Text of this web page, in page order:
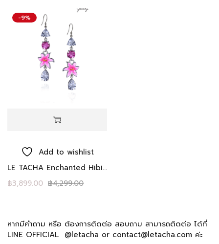
-9%
Add to wishlist
LE TACHA Enchanted Hibiscus Dreamfall
฿4,299.00
฿3,899.00
หากมีคำถาม หรือ ต้องการติดต่อ สอบถาม สามารถติดต่อ ได้ที่
LINE OFFICIAL @letacha or contact@letacha.com ค่ะ